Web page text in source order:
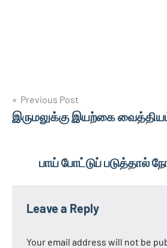
Post
navigation
Previous Post
இருமலுக்கு இயற்கை
பாய் போட்டுப் படுத்தால்
Leave a Reply
Your email address will not be